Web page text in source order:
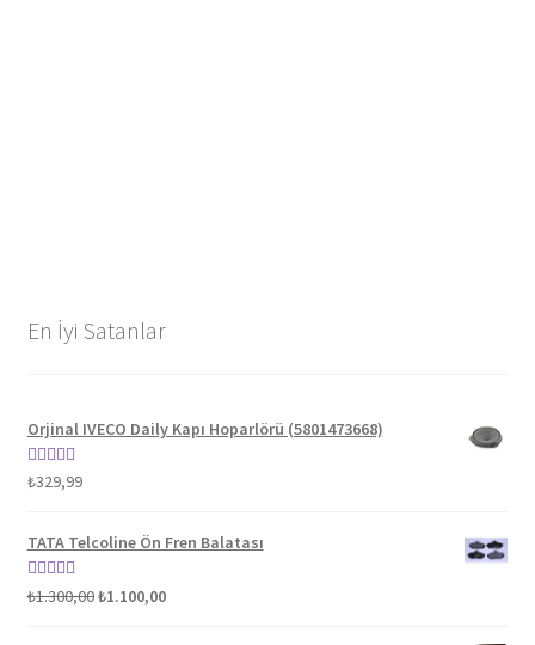
En İyi Satanlar
Orjinal IVECO Daily Kapı Hoparlörü (5801473668)
5 üzerinden
₺329,99
TATA Telcoline Ön Fren Balatası
5 üzerinden
₺1.300,00Orijinal
₺1.100,00Şu